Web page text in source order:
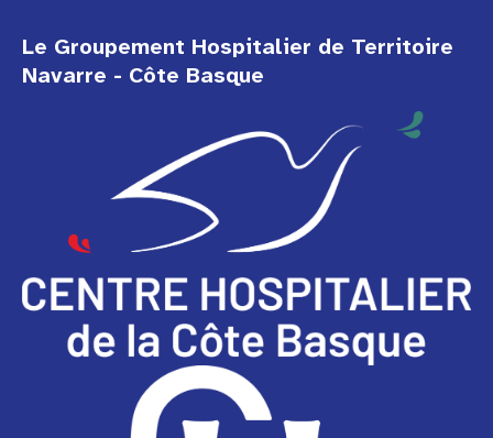
Le Groupement Hospitalier de Territoire
Navarre - Côte Basque